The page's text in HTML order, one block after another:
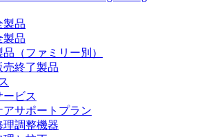
製品
製品
品（ファミリー別）
売終了製品
ービス
アサポートプラン
理調整機器